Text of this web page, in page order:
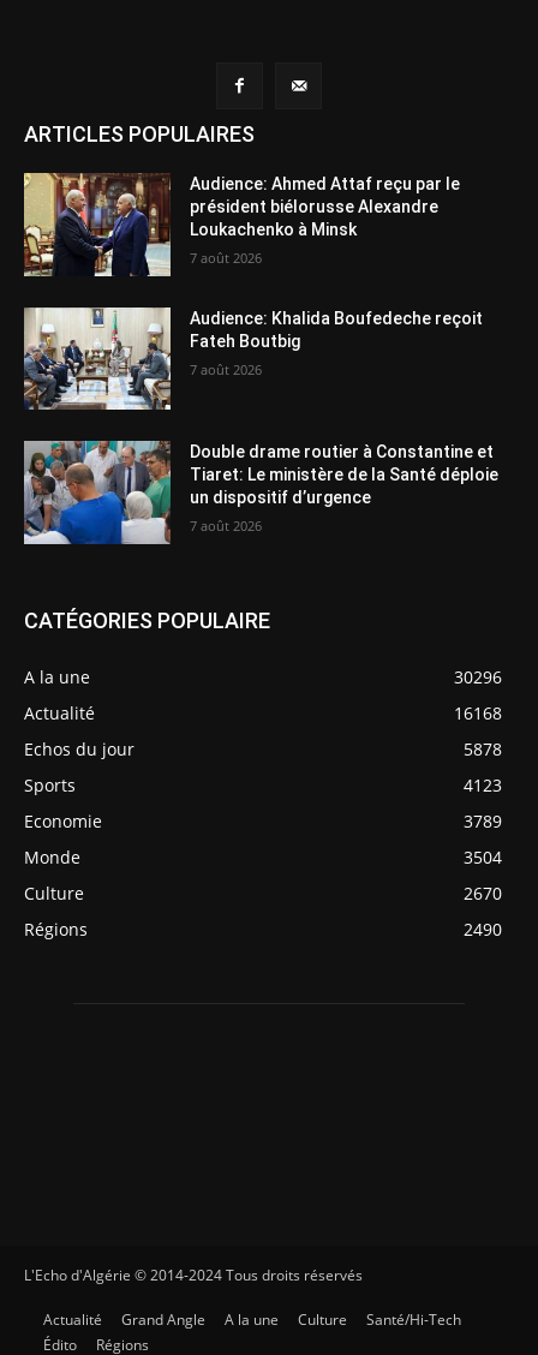
ARTICLES POPULAIRES
Audience: Ahmed Attaf reçu par le
président biélorusse Alexandre
Loukachenko à Minsk
7 août 2026
Audience: Khalida Boufedeche reçoit
Fateh Boutbig
7 août 2026
Double drame routier à Constantine et
Tiaret: Le ministère de la Santé déploie
un dispositif d’urgence
7 août 2026
CATÉGORIES POPULAIRE
A la une
30296
Actualité
16168
Echos du jour
5878
Sports
4123
Economie
3789
Monde
3504
Culture
2670
Régions
2490
L'Echo d'Algérie © 2014-2024 Tous droits réservés
Actualité Grand Angle A la une Culture
Santé/Hi-Tech
Édito
Régions